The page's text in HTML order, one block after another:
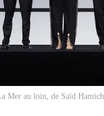
Mer au loin , de Saïd